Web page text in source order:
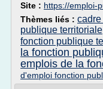
Site : https://emploi-
Thèmes liés :
publique territoriale
fonction publique
la fonction
emplois de la
d'emploi fonction